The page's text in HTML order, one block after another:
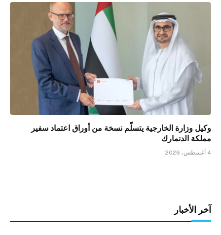
وكيل وزارة الخارجية يتسلّم نسخة من أوراق اعتماد سفير
مملكة الدنمارك
4 أغسطس، 2026
آخر الأخبار